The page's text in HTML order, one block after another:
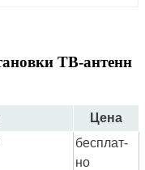
ТВ-антенн
Цена
бес­плат­
но